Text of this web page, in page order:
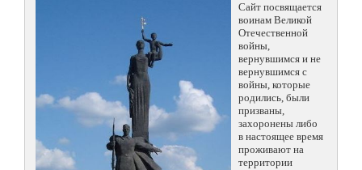
Сайт посвящается
воинам Великой
Отечественной
войны,
вернувшимся и не
вернувшимся с
войны, которые
родились, были
призваны,
захоронены либо
в настоящее время
проживают на
территории